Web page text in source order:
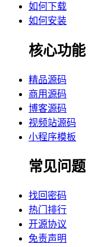
如何下载
如何安装
核心功能
精品源码
商用源码
博客源码
视频站源码
小程序模板
常见问题
找回密码
热门排行
开源协议
免责声明